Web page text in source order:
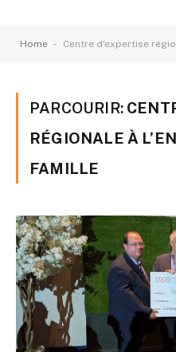
Home - Centre d'expertise
PARCOURIR:
RÉGIONALE À
FAMILLE